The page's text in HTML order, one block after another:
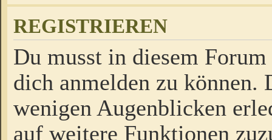
REGISTRIEREN
Du musst in diesem
dich anmelden zu
wenigen Augenblicken
auf weitere Funktionen